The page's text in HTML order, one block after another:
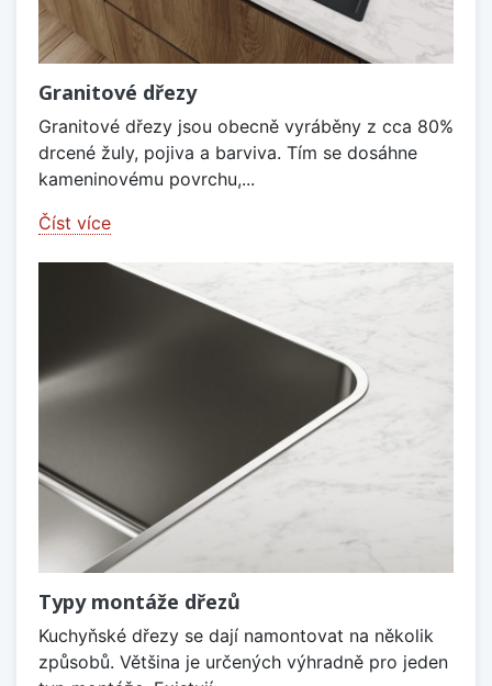
Granitové dřezy
Granitové dřezy jsou obecně vyráběny z cca 80%
drcené žuly, pojiva a barviva. Tím se dosáhne
kameninovému povrchu,...
Číst více
Typy montáže dřezů
Kuchyňské dřezy se dají namontovat na několik
způsobů. Většina je určených výhradně pro jeden